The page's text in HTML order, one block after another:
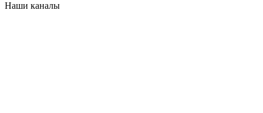
Наши каналы